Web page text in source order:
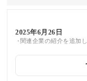
2025年6月26日
関連企業の紹介を追加
筆者情報を更新しまし